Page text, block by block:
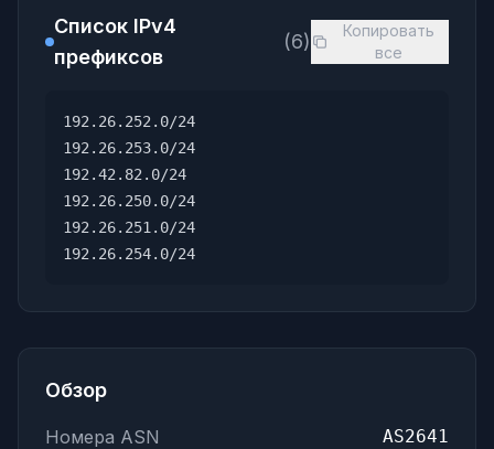
Список IPv4
префиксов
(6)
Копировать
все
192.26.252.0/24
192.26.253.0/24
192.42.82.0/24
192.26.250.0/24
192.26.251.0/24
192.26.254.0/24
Обзор
Номера ASN AS2641